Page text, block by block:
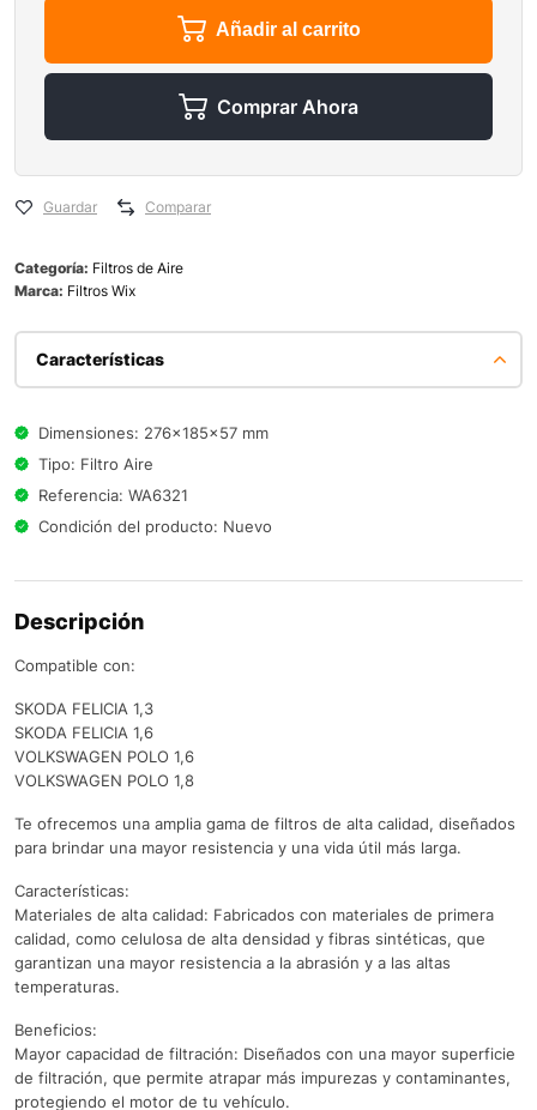
Añadir al carrito
Comprar Ahora
Guardar Comparar
Categoría: Filtros de Aire
Marca: Filtros Wix
Características
Dimensiones: 276x185x57 mm
Tipo: Filtro Aire
Referencia: WA6321
Condición del producto: Nuevo
Descripción
Compatible con:
SKODA FELICIA 1,3
SKODA FELICIA 1,6
VOLKSWAGEN POLO 1,6
VOLKSWAGEN POLO 1,8
Te ofrecemos una amplia gama de filtros de alta calidad, diseñados
para brindar una mayor resistencia y una vida útil más larga.
Características:
Materiales de alta calidad: Fabricados con materiales de primera
calidad, como celulosa de alta densidad y fibras sintéticas, que
garantizan una mayor resistencia a la abrasión y a las altas
temperaturas.
Beneficios:
Mayor capacidad de filtración: Diseñados con una mayor superficie
de filtración, que permite atrapar más impurezas y contaminantes,
protegiendo el motor de tu vehículo.